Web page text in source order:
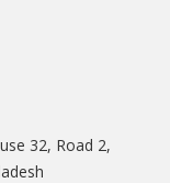
32, Road 2,